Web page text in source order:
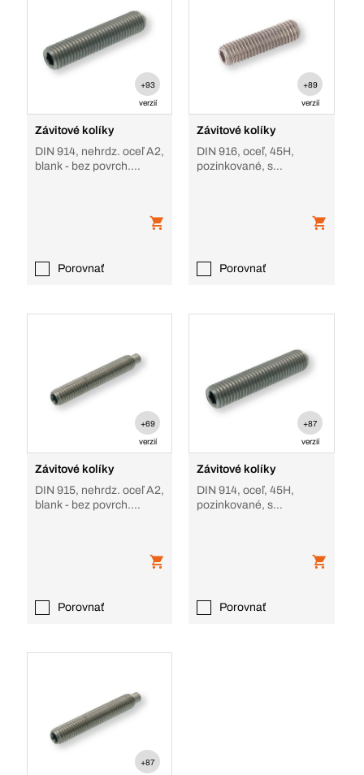
+93
verzií
Závitové kolíky
DIN 914, nehrdz. oceľ A2,
blank - bez povrch.
Porovnať
+89
verzií
Závitové kolíky
DIN 916, oceľ, 45H,
pozinkované, s
Porovnať
+69
verzií
Závitové kolíky
DIN 915, nehrdz. oceľ A2,
blank - bez povrch.
Porovnať
+87
verzií
Závitové kolíky
DIN 914, oceľ, 45H,
pozinkované, s
Porovnať
+87